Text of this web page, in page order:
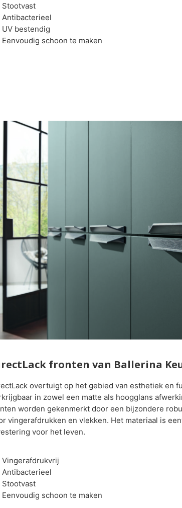
Stootvast
Antibacterieel
UV bestendig
Eenvoudig schoon te maken
fronten van Ballerina
overtuigt op het gebied van esthetiek en
in zowel een matte als hoogglans
worden gekenmerkt door een bijzondere
vingerafdrukken en vlekken. Het materiaal is
voor het leven.
Vingerafdrukvrij
Antibacterieel
Stootvast
Eenvoudig schoon te maken